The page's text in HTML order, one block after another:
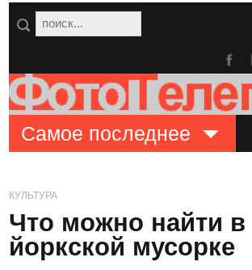
Самое последнее
КУЛЬТУРА
Что можно найти
йоркской мусорке